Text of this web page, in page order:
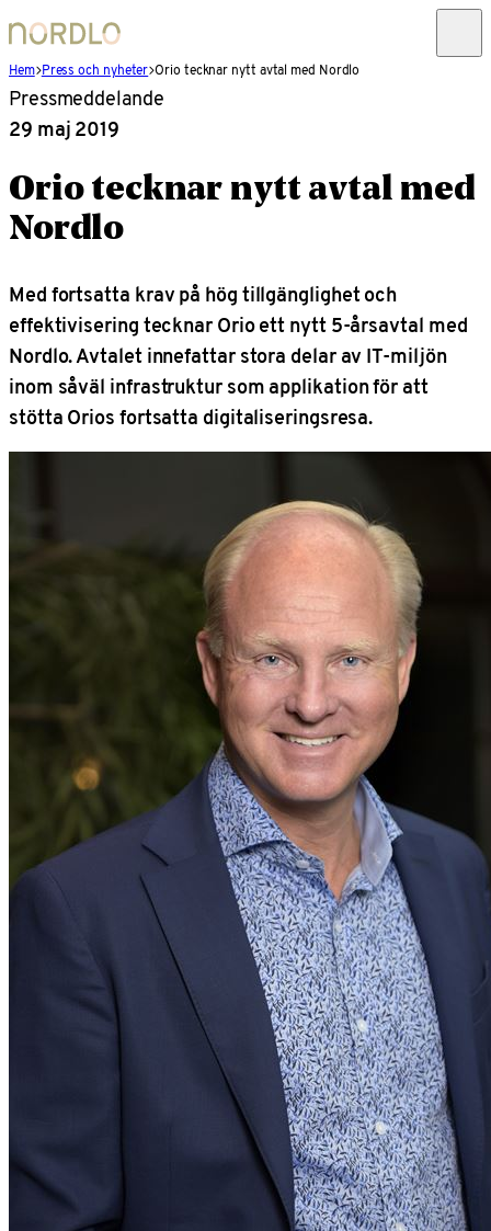
Hem Press och nyheter Orio tecknar nytt avtal med Nordlo
Pressmeddelande
29 maj 2019
Orio tecknar nytt avtal med
Nordlo
Med fortsatta krav på hög tillgänglighet och
effektivisering tecknar Orio ett nytt 5-årsavtal med
Nordlo. Avtalet innefattar stora delar av IT-miljön
inom såväl infrastruktur som applikation för att
stötta Orios fortsatta digitaliseringsresa.